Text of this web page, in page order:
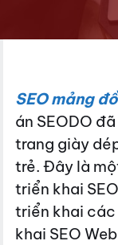
SEO mảng
án SEODO
trang giày
trẻ. Đây là
triển khai
triển khai
khai SEO